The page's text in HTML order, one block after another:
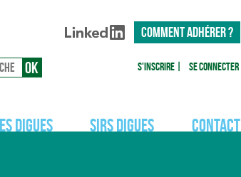
COMMENT ADHÉRER ?
S'inscrire Se connecter
digues SIRS Digues Contact